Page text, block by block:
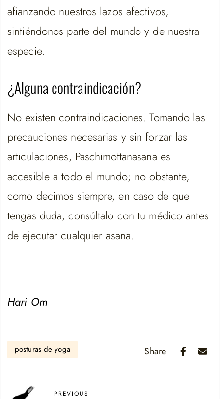
afianzando nuestros lazos afectivos,
sintiéndonos parte del mundo y de nuestra
especie.
¿Alguna contraindicación?
No existen contraindicaciones. Tomando las
precauciones necesarias y sin forzar las
articulaciones, Paschimottanasana es
accesible a todo el mundo; no obstante,
como decimos siempre, en caso de que
tengas duda, consúltalo con tu médico antes
de ejecutar cualquier asana.
Hari Om
posturas de yoga Share
PREVIOUS